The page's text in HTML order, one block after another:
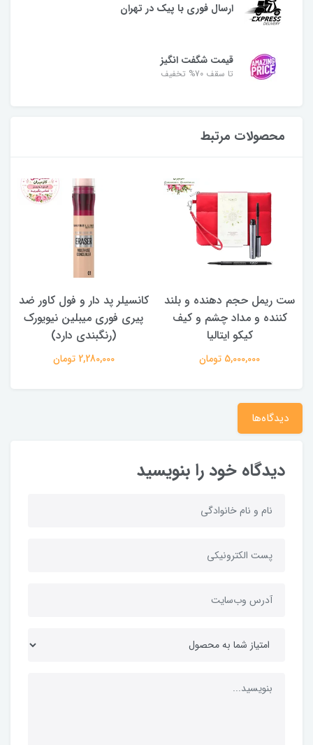
ارسال فوری با پیک در تهران
قیمت شگفت انگیز
تا سقف 70% تخفیف
محصولات مرتبط
ست ریمل حجم دهنده و بلند
کننده و مداد چشم و کیف
کیکو ایتالیا
5,000,000 تومان
کانسیلر پد دار و فول کاور ضد
پیری فوری میبلین نیویورک
(رنگبندی دارد)
2,280,000 تومان
دیدگاه‌ها
دیدگاه خود را بنویسید